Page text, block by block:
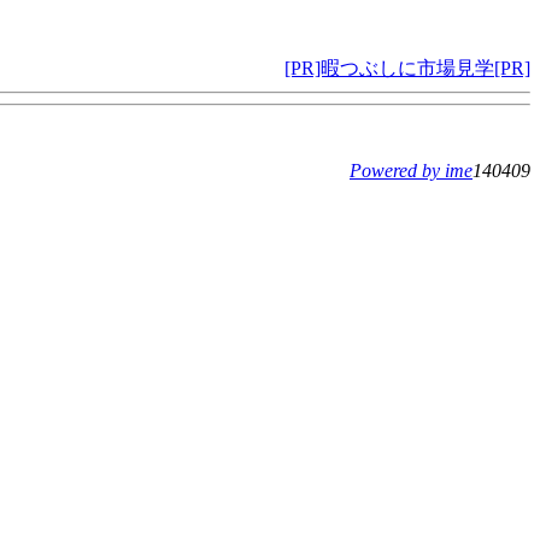
[PR]暇つぶしに市場見学[PR]
Powered by ime140409